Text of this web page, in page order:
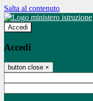
Salta al contenuto
Accedi
Accedi
button close ×